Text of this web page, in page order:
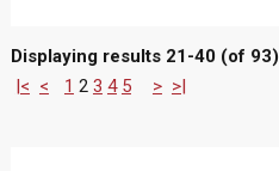
Displaying results 21-40 (of 93)
|< < 1 2 3 4 5 > >|